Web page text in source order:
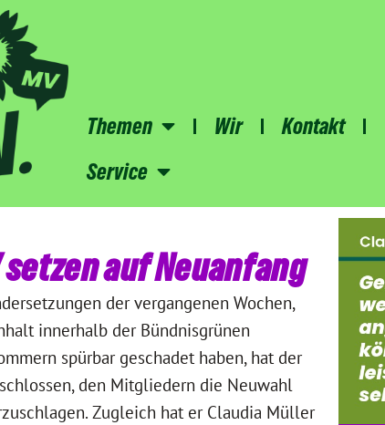
Themen Wir Kontakt
Service
setzen auf Neuanfang
der vergangenen Wochen,
innerhalb der Bündnisgrünen
spürbar geschadet haben, hat der
den Mitgliedern die Neuwahl
Zugleich hat er Claudia Müller